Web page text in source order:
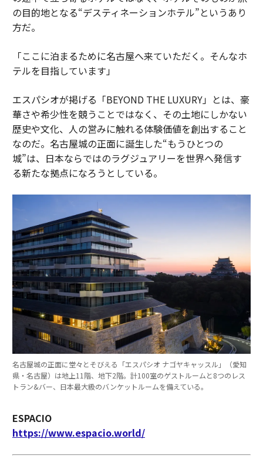
の目的地となる“デスティネーションホテル”というあり
方だ。
「ここに泊まるために名古屋へ来ていただく。そんなホ
テルを目指しています」
エスパシオが掲げる「BEYOND THE LUXURY」とは、豪
華さや希少性を競うことではなく、その土地にしかない
歴史や文化、人の営みに触れる体験価値を創出すること
なのだ。名古屋城の正面に誕生した“もうひとつの
城”は、日本ならではのラグジュアリーを世界へ発信す
る新たな拠点になろうとしている。
名古屋城の正面に堂々とそびえる「エスパシオ ナゴヤキャッスル」（愛知
県・名古屋）は地上11階、地下2階。計100室のゲストルームと8つのレス
トラン&バー、日本最大級のバンケットルームを備えている。
ESPACIO
https://www.espacio.world/